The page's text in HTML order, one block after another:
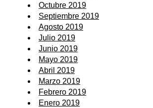
Octubre 2019
Septiembre 2019
Agosto 2019
Julio 2019
Junio 2019
Mayo 2019
Abril 2019
Marzo 2019
Febrero 2019
Enero 2019